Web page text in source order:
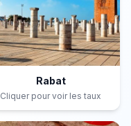
Rabat
Cliquer pour voir les taux